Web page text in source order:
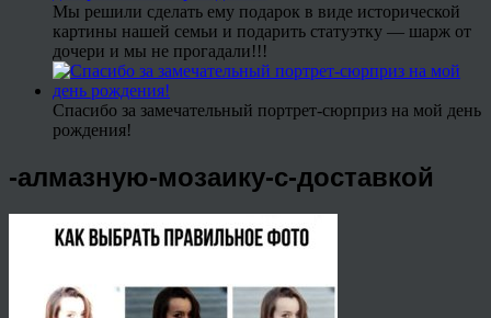
Мы решили сделать ему подарок в виде исторической
картины нашей семьи и подарить статуэтку — шарж от
дочери и мы не прогадали!!!
Спасибо за замечательный портрет-сюрприз на мой день
рождения!
-алмазную-мозаику-с-доставкой